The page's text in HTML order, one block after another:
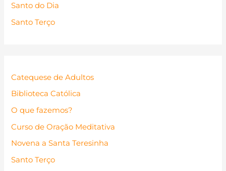
Santo do Dia
Santo Terço
Catequese de Adultos
Biblioteca Católica
O que fazemos?
Curso de Oração Meditativa
Novena a Santa Teresinha
Santo Terço